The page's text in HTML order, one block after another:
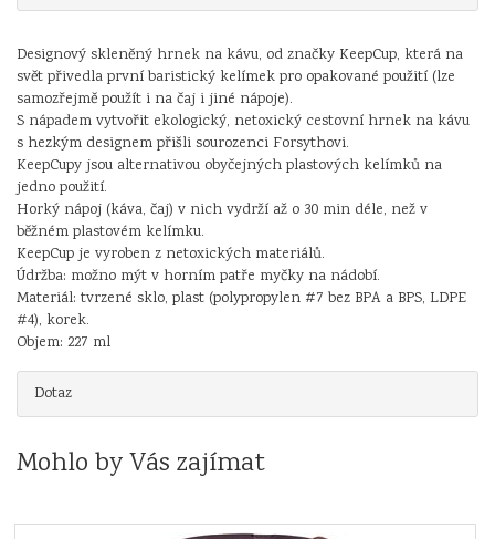
Designový skleněný hrnek na kávu, od značky KeepCup, která na
svět přivedla první baristický kelímek pro opakované použití (lze
samozřejmě použít i na čaj i jiné nápoje).
S nápadem vytvořit ekologický, netoxický cestovní hrnek na kávu
s hezkým designem přišli sourozenci Forsythovi.
KeepCupy jsou alternativou obyčejných plastových kelímků na
jedno použití.
Horký nápoj (káva, čaj) v nich vydrží až o 30 min déle, než v
běžném plastovém kelímku.
KeepCup je vyroben z netoxických materiálů.
Údržba: možno mýt v horním patře myčky na nádobí.
Materiál: tvrzené sklo, plast (polypropylen #7 bez BPA a BPS, LDPE
#4), korek.
Objem: 227 ml
Dotaz
Mohlo by Vás zajímat